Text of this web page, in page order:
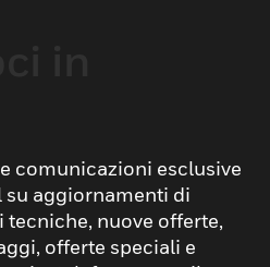
comunicazioni esclusive
su aggiornamenti di
nuove offerte,
offerte speciali e